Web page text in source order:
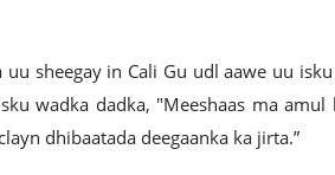
uu sheegay in Cali Gu udl aawe uu
wadka dadka, "Meeshaas ma
dhibaatada deegaanka ka jirta.”